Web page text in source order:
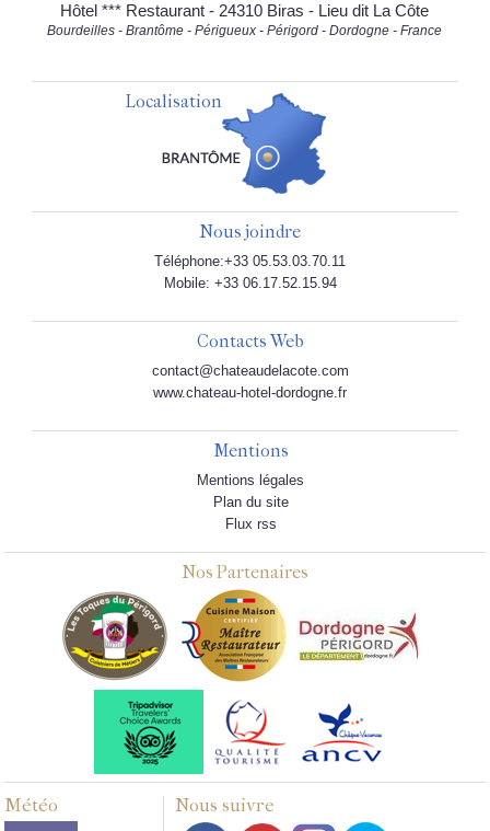
Hôtel *** Restaurant - 24310 Biras - Lieu dit La Côte
Bourdeilles - Brantôme - Périgueux - Périgord - Dordogne - France
Localisation
Nous joindre
Téléphone:+33 05.53.03.70.11
Mobile: +33 06.17.52.15.94
Contacts Web
contact@chateaudelacote.com
www.chateau-hotel-dordogne.fr
Mentions
Mentions légales
Plan du site
Flux rss
Nos Partenaires
Météo Nous suivre